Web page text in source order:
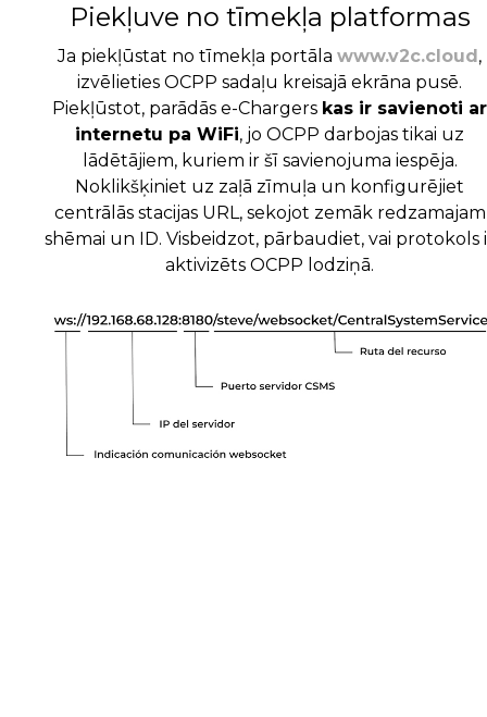
Piekļuve no tīmekļa platformas
Ja piekļūstat no tīmekļa portāla www.v2c.cloud,
izvēlieties OCPP sadaļu kreisajā ekrāna pusē.
Piekļūstot, parādās e-Chargers kas ir savienoti ar
internetu pa WiFi, jo OCPP darbojas tikai uz
lādētājiem, kuriem ir šī savienojuma iespēja.
Noklikšķiniet uz zaļā zīmuļa un konfigurējiet
centrālās stacijas URL, sekojot zemāk redzamajam
shēmai un ID. Visbeidzot, pārbaudiet, vai protokols
aktivizēts OCPP lodziņā.